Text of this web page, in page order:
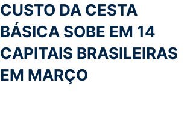
CUSTO DA CESTA
BÁSICA SOBE EM 14
CAPITAIS BRASILEIRAS
EM MARÇO